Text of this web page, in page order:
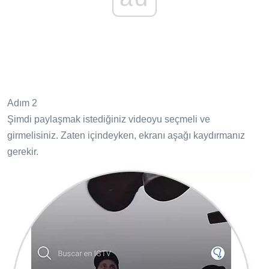
Adım 2
Şimdi paylaşmak istediğiniz videoyu seçmeli ve
girmelisiniz. Zaten içindeyken, ekranı aşağı kaydırmanız
gerekir.